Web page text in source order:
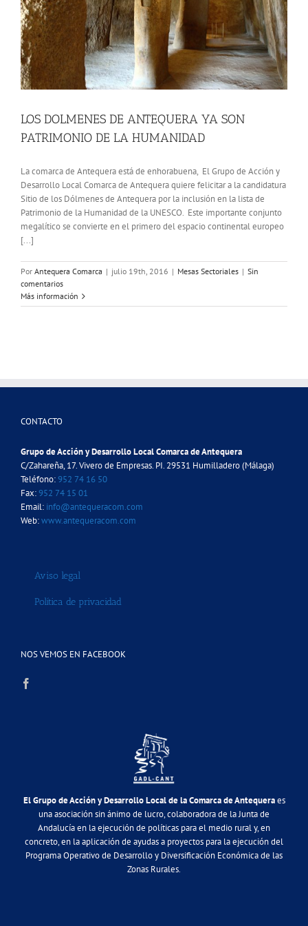
LOS DOLMENES DE ANTEQUERA YA SON
PATRIMONIO DE LA HUMANIDAD
La comarca de Antequera está de enhorabuena, El Grupo de Acción y
Desarrollo Local Comarca de Antequera quiere felicitar a la candidatura
Sitio de los Dólmenes de Antequera por la inclusión en la lista de
Patrimonio de la Humanidad de la UNESCO. Este importante conjunto
megalítico se convierte en el primero del espacio continental europeo
[...]
Por Antequera Comarca | julio 19th, 2016 | Mesas Sectoriales | Sin
comentarios
Más información
CONTACTO
Grupo de Acción y Desarrollo Local Comarca de Antequera
C/Zahareña, 17. Vivero de Empresas. PI. 29531 Humilladero (Málaga)
Teléfono:952 74 16 50
Fax:952 74 15 01
Email: info@antequeracom.com
Web:www.antequeracom.com
Aviso legal
Política de privacidad
NOS VEMOS EN FACEBOOK
El Grupo de Acción y Desarrollo Local de la Comarca de Antequeraes
una asociación sin ánimo de lucro, colaboradora de la Junta de
Andalucía en la ejecución de políticas para el medio rural y, en
concreto, en la aplicación de ayudas a proyectos para la ejecución del
Programa Operativo de Desarrollo y Diversificación Económica de las
Zonas Rurales.